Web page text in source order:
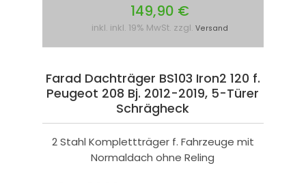
149,90 €
inkl. inkl. 19% MwSt. zzgl. Versand
Farad Dachträger BS103 Iron2 120 f.
Peugeot 208 Bj. 2012-2019, 5-Türer
Schrägheck
2 Stahl Komplettträger f. Fahrzeuge mit
Normaldach ohne Reling